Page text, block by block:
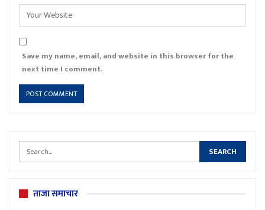
Save my name, email, and website in this browser for the
next time I comment.
ताजा समाचार